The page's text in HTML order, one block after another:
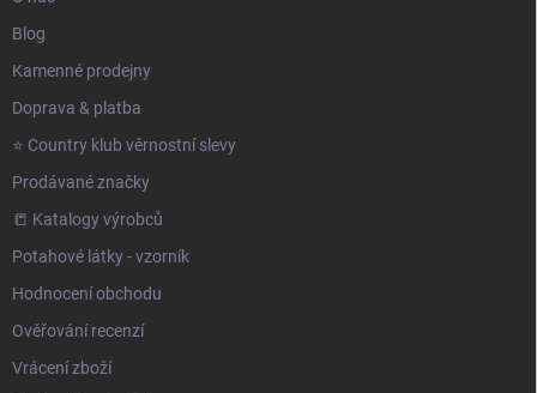
Blog
Kamenné prodejny
Doprava & platba
⭐️ Country klub věrnostní slevy
Prodávané značky
📒 Katalogy výrobců
Potahové látky - vzorník
Hodnocení obchodu
Ověřování recenzí
Vrácení zboží